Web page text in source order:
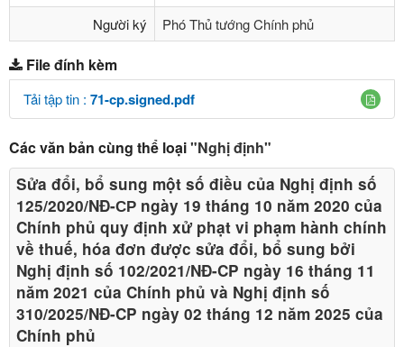
Người ký
Phó Thủ tướng Chính phủ
File đính kèm
Tải tập tin : 71-cp.signed.pdf
Các văn bản cùng thể loại"Nghị định"
Sửa đổi, bổ sung một số điều của Nghị định số
125/2020/NĐ-СР ngày 19 tháng 10 năm 2020 của
Chính phủ quy định xử phạt vi phạm hành chính
về thuế, hóa đơn được sửa đổi, bổ sung bởi
Nghị định số 102/2021/NĐ-CP ngày 16 tháng 11
năm 2021 của Chính phủ và Nghị định số
310/2025/NĐ-CP ngày 02 tháng 12 năm 2025 của
Chính phủ